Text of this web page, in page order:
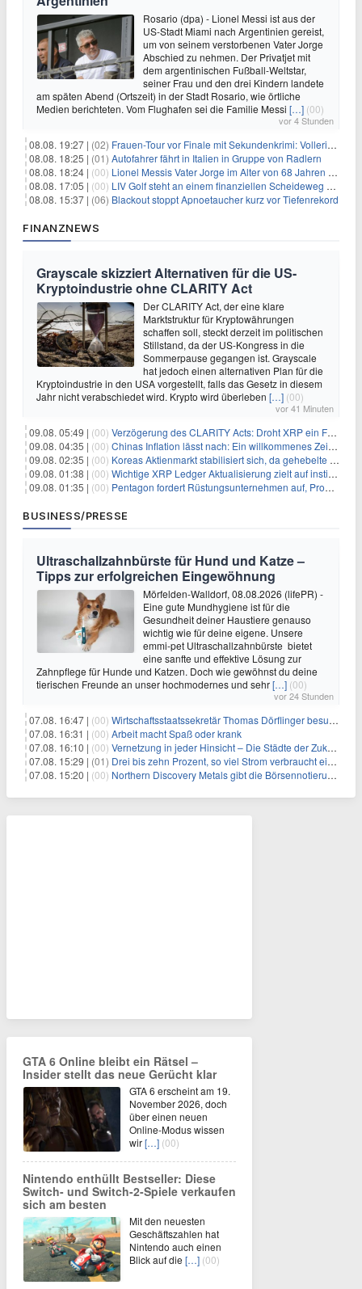
Rosario (dpa) - Lionel Messi ist aus der
US-Stadt Miami nach Argentinien gereist,
um von seinem verstorbenen Vater Jorge
Abschied zu nehmen. Der Privatjet mit
dem argentinischen Fußball-Weltstar,
seiner Frau und den drei Kindern landete
am späten Abend (Ortszeit) in der Stadt Rosario, wie örtliche
Medien berichteten. Vom Flughafen sei die Familie Messi […] (00)
vor 4 Stunden
08.08. 19:27 | (02) Frauen-Tour vor Finale mit Sekundenkrimi: Vollering in Gelb
08.08. 18:25 | (01) Autofahrer fährt in Italien in Gruppe von Radlern
08.08. 18:24 | (00) Lionel Messis Vater Jorge im Alter von 68 Jahren gestorben
08.08. 17:05 | (00) LIV Golf steht an einem finanziellen Scheideweg auf der Suche nach neuen Investitionen
08.08. 15:37 | (06) Blackout stoppt Apnoetaucher kurz vor Tiefenrekord
FINANZNEWS
Grayscale skizziert Alternativen für die US-
Kryptoindustrie ohne CLARITY Act
Der CLARITY Act, der eine klare
Marktstruktur für Kryptowährungen
schaffen soll, steckt derzeit im politischen
Stillstand, da der US-Kongress in die
Sommerpause gegangen ist. Grayscale
hat jedoch einen alternativen Plan für die
Kryptoindustrie in den USA vorgestellt, falls das Gesetz in diesem
Jahr nicht verabschiedet wird. Krypto wird überleben […] (00)
vor 41 Minuten
09.08. 05:49 | (00) Verzögerung des CLARITY Acts: Droht XRP ein Fall unter die $1-Marke?
09.08. 04:35 | (00) Chinas Inflation lässt nach: Ein willkommenes Zeichen für Investoren angesichts der Folgen des Öl-Schocks
09.08. 02:35 | (00) Koreas Aktienmarkt stabilisiert sich, da gehebelte Positionen abgebaut werden
09.08. 01:38 | (00) Wichtige XRP Ledger Aktualisierung zielt auf institutionelle Akzeptanz ab
09.08. 01:35 | (00) Pentagon fordert Rüstungsunternehmen auf, Produktion angesichts eskalierender globaler Spannungen zu steigern
BUSINESS/PRESSE
Ultraschallzahnbürste für Hund und Katze –
Tipps zur erfolgreichen Eingewöhnung
Mörfelden-Walldorf, 08.08.2026 (lifePR) -
Eine gute Mundhygiene ist für die
Gesundheit deiner Haustiere genauso
wichtig wie für deine eigene. Unsere
emmi-pet Ultraschallzahnbürste bietet
eine sanfte und effektive Lösung zur
Zahnpflege für Hunde und Katzen. Doch wie gewöhnst du deine
tierischen Freunde an unser hochmodernes und sehr[…] (00)
vor 24 Stunden
07.08. 16:47 | (00) Wirtschaftsstaatssekretär Thomas Dörflinger besucht Handwerksbetrieb im Kammerbezirk Freiburg
07.08. 16:31 | (00) Arbeit macht Spaß oder krank
07.08. 16:10 | (00) Vernetzung in jeder Hinsicht – Die Städte der Zukunft sind grün-blau
07.08. 15:29 | (01) Drei bis zehn Prozent, so viel Strom verbraucht ein Aufzug im Gebäude
07.08. 15:20 | (00) Northern Discovery Metals gibt die Börsennotierung an der Frankfurter Wertpapierbörse bekannt
GTA 6 Online bleibt ein Rätsel –
Insider stellt das neue Gerücht klar
GTA 6 erscheint am 19.
November 2026, doch
über einen neuen
Online-Modus wissen
wir[…] (00)
Nintendo enthüllt Bestseller: Diese
Switch- und Switch-2-Spiele verkaufen
sich am besten
Mit den neuesten
Geschäftszahlen hat
Nintendo auch einen
Blick auf die […] (00)